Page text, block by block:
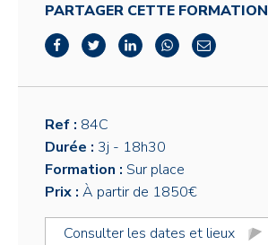
PARTAGER CETTE FORMATION
Ref : 84C
Durée : 3j - 18h30
Formation : Sur place
Prix : À partir de 1850€
Consulter les dates et lieux